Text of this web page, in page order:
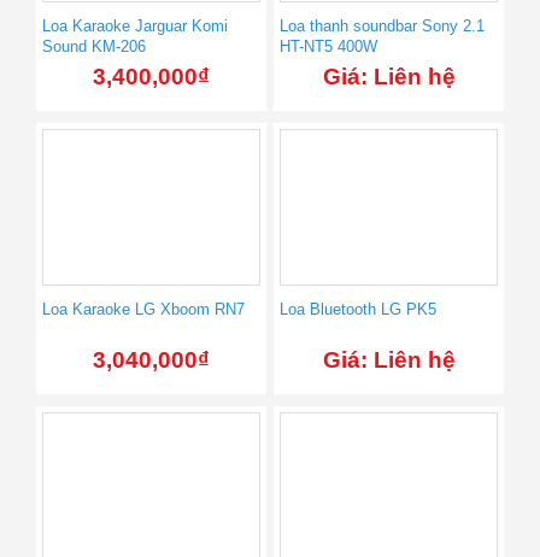
Loa Karaoke Jarguar Komi
Sound KM-206
3,400,000₫
Loa thanh soundbar Sony 2.1
HT-NT5 400W
Giá: Liên hệ
Loa Karaoke LG Xboom RN7
3,040,000₫
Loa Bluetooth LG PK5
Giá: Liên hệ